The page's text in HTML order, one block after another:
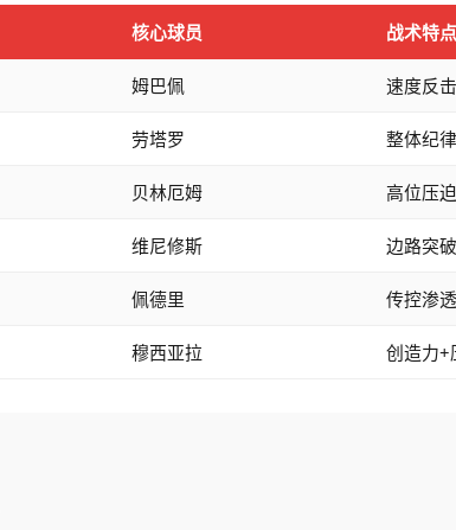
核心球员 战术特点
姆巴佩 速度反击
劳塔罗 整体纪律
贝林厄姆 高位压迫
维尼修斯 边路突破
佩德里 传控渗透
穆西亚拉 创造力+